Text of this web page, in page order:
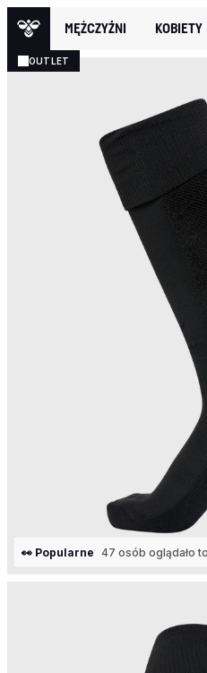
MĘŻCZYŹNI KOBIETY
OUTLET